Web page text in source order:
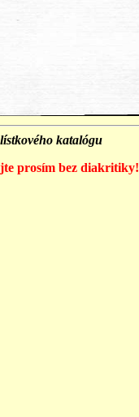
katalógu
prosím bez diakritiky!